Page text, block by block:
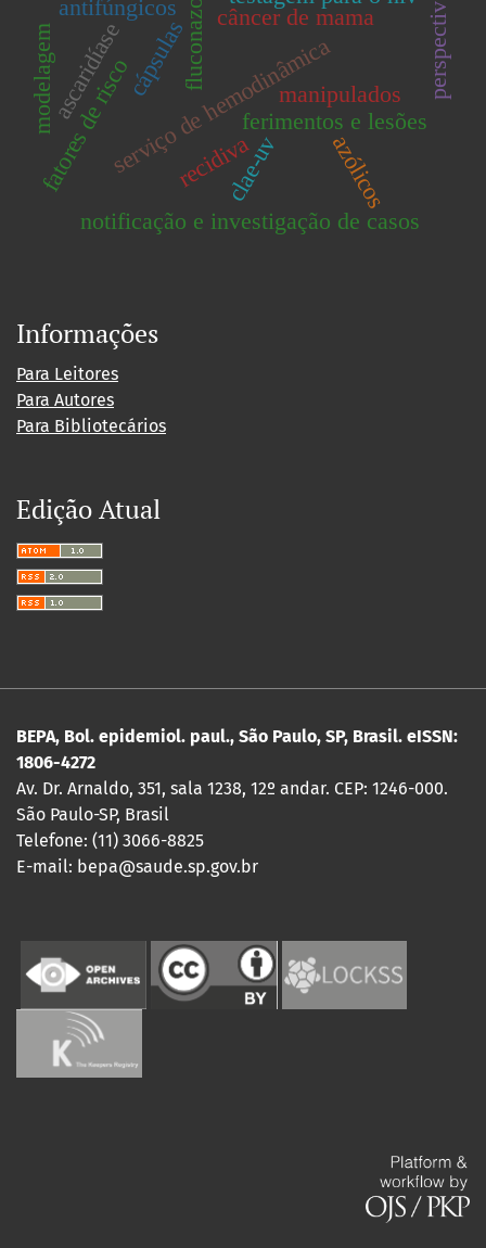
serviço de hemodinâmica
cápsulas
ferimentos e lesões
clae-uv azólicos
fluconazol
antifúngicos
manipulados
fatores de risco
câncer de mama perspectivas
notificação e investigação de casos
ascaridíase
modelagem
recidiva
Informações
Para Leitores
Para Autores
Para Bibliotecários
Edição Atual
BEPA, Bol. epidemiol. paul., São Paulo, SP, Brasil. eISSN:
1806-4272
Av. Dr. Arnaldo, 351, sala 1238, 12º andar. CEP: 1246-000.
São Paulo-SP, Brasil
Telefone: (11) 3066-8825
E-mail: bepa@saude.sp.gov.br